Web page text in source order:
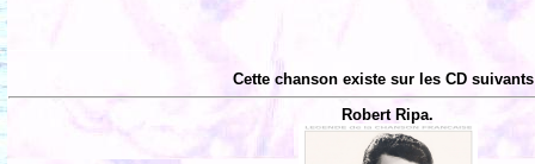
Cette chanson existe sur les CD
Robert Ripa.